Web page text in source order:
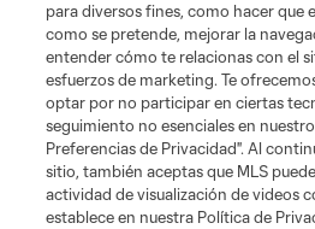
para diversos fines, como hacer que
como se pretende, mejorar la
entender cómo te relacionas con el
esfuerzos de marketing. Te
optar por no participar en ciertas
seguimiento no esenciales en
Preferencias de Privacidad". Al
sitio, también aceptas que MLS
actividad de visualización de videos
establece en nuestra Política de